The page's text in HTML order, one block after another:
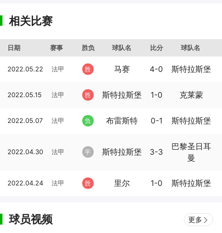
相关比赛
日期 赛事 胜负 球队名 比分 球队名
2022.05.22 法甲 胜 马赛 4-0 斯特拉斯堡
2022.05.15 法甲 胜 斯特拉斯堡 1-0 克莱蒙
2022.05.07 法甲 负 布雷斯特 0-1 斯特拉斯堡
2022.04.30 法甲 平 斯特拉斯堡 3-3
巴黎圣日耳
曼
2022.04.24 法甲 胜 里尔 1-0 斯特拉斯堡
球员视频 更多